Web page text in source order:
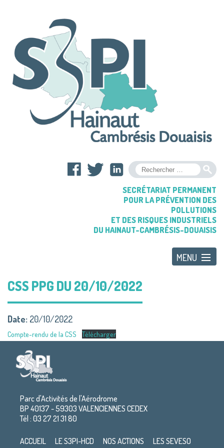
SECRÉTARIAT PERMANENT
POUR LA PRÉVENTION DES
POLLUTIONS
ET DES RISQUES INDUSTRIELS
DU HAINAUT-CAMBRÉSIS-DOUAISIS
CSS PPG DU 20/10/2022
Date: 20/10/2022
Compte-rendu de la CSS Télécharger
Parc d'Activités de l'Aérodrome
BP 40137 - 59303 VALENCIENNES CEDEX
Tél : 03 27 21 31 80
ACCUEIL LE S3PI-HCD NOS ACTIONS LES SEVESO